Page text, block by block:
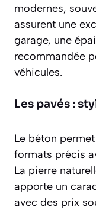
modernes,
assurent une
garage, une
recommandée
véhicules.
Les pavés :
Le béton
formats précis
La pierre
apporte un
avec des prix